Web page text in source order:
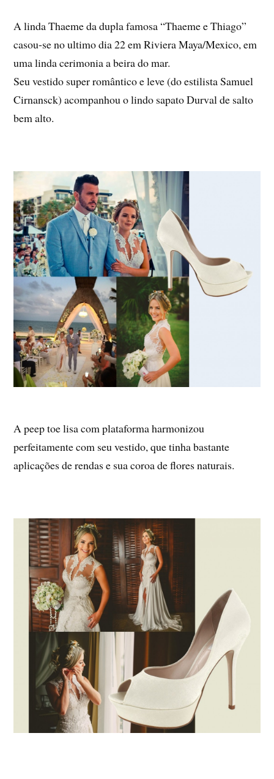
A linda Thaeme da dupla famosa “Thaeme e Thiago”
casou-se no ultimo dia 22 em Riviera Maya/Mexico, em
uma linda cerimonia a beira do mar.
Seu vestido super romântico e leve (do estilista Samuel
Cirnansck) acompanhou o lindo sapato Durval de salto
bem alto.
A peep toe lisa com plataforma harmonizou
perfeitamente com seu vestido, que tinha bastante
aplicações de rendas e sua coroa de flores naturais.